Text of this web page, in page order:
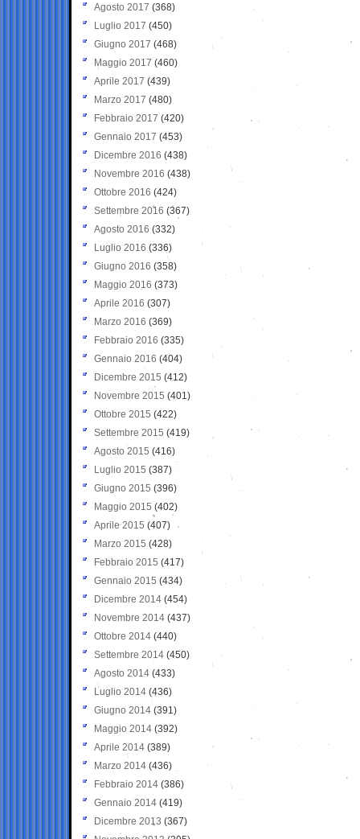
Agosto 2017 (368)
Luglio 2017 (450)
Giugno 2017 (468)
Maggio 2017 (460)
Aprile 2017 (439)
Marzo 2017 (480)
Febbraio 2017 (420)
Gennaio 2017 (453)
Dicembre 2016 (438)
Novembre 2016 (438)
Ottobre 2016 (424)
Settembre 2016 (367)
Agosto 2016 (332)
Luglio 2016 (336)
Giugno 2016 (358)
Maggio 2016 (373)
Aprile 2016 (307)
Marzo 2016 (369)
Febbraio 2016 (335)
Gennaio 2016 (404)
Dicembre 2015 (412)
Novembre 2015 (401)
Ottobre 2015 (422)
Settembre 2015 (419)
Agosto 2015 (416)
Luglio 2015 (387)
Giugno 2015 (396)
Maggio 2015 (402)
Aprile 2015 (407)
Marzo 2015 (428)
Febbraio 2015 (417)
Gennaio 2015 (434)
Dicembre 2014 (454)
Novembre 2014 (437)
Ottobre 2014 (440)
Settembre 2014 (450)
Agosto 2014 (433)
Luglio 2014 (436)
Giugno 2014 (391)
Maggio 2014 (392)
Aprile 2014 (389)
Marzo 2014 (436)
Febbraio 2014 (386)
Gennaio 2014 (419)
Dicembre 2013 (367)